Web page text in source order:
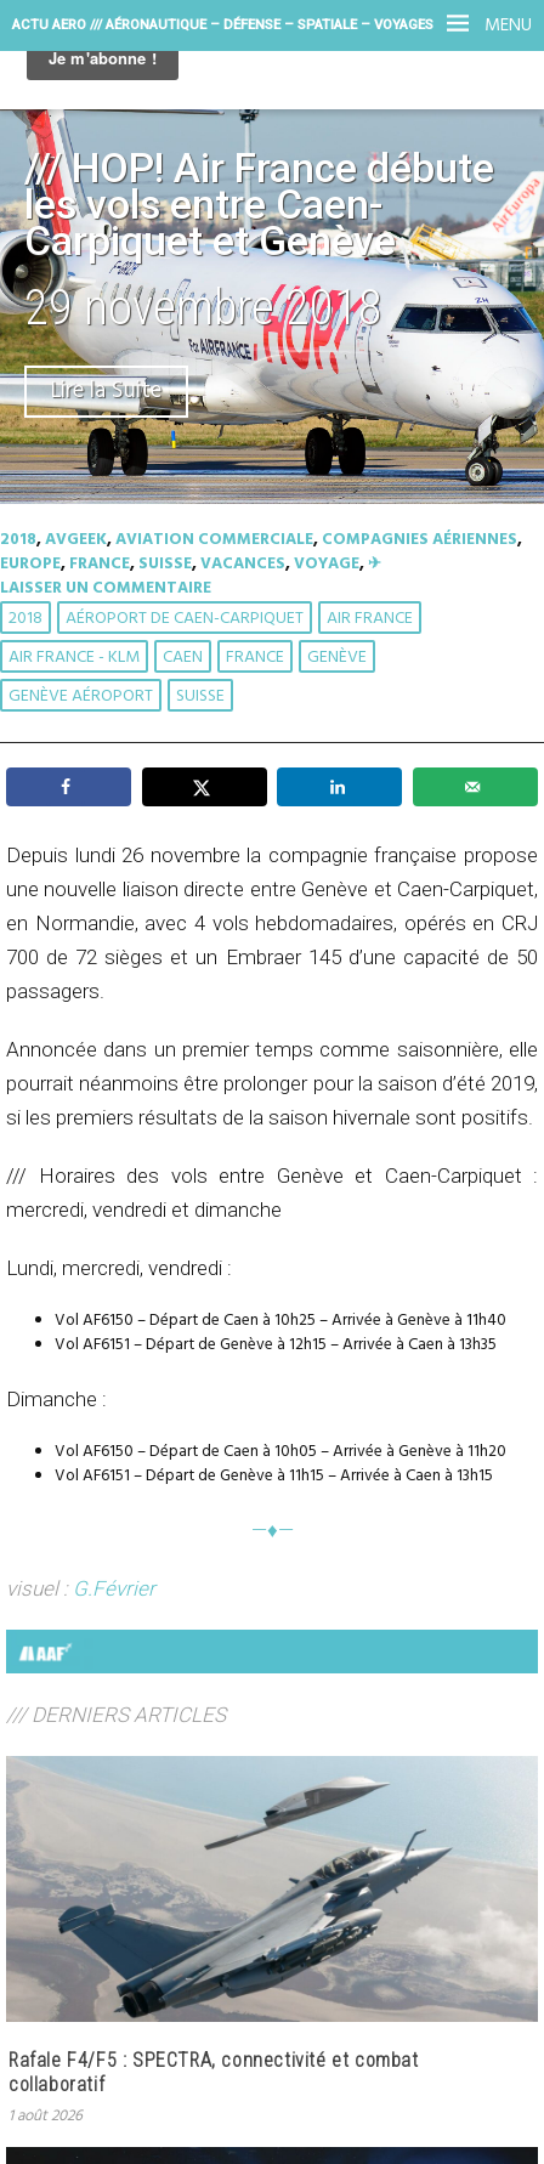
MENU
ACTU AERO /// AÉRONAUTIQUE – DÉFENSE – SPATIALE – VOYAGES
/// HOP! Air France débute
les vols entre Caen-
Carpiquet et Genève
29 novembre 2018
Lire la Suite
2018,AVGEEK,AVIATION COMMERCIALE,COMPAGNIES AÉRIENNES,
EUROPE,FRANCE,SUISSE,VACANCES,VOYAGE,✈︎
LAISSER UN COMMENTAIRE
2018 AÉROPORT DE CAEN-CARPIQUET
AIR FRANCE
AIR FRANCE - KLM
CAEN FRANCE
GENÈVE
GENÈVE AÉROPORT
SUISSE
Depuis lundi 26 novembre la compagnie française propose
une nouvelle liaison directe entre Genève et Caen-Carpiquet,
en Normandie, avec 4 vols hebdomadaires, opérés en CRJ
700 de 72 sièges et un Embraer 145 d’une capacité de 50
passagers.
Annoncée dans un premier temps comme saisonnière, elle
pourrait néanmoins être prolonger pour la saison d’été 2019,
si les premiers résultats de la saison hivernale sont positifs.
/// Horaires des vols entre Genève et Caen-Carpiquet :
mercredi, vendredi et dimanche
Lundi, mercredi, vendredi :
Vol AF6150 – Départ de Caen à 10h25 – Arrivée à Genève à 11h40
Vol AF6151 – Départ de Genève à 12h15 – Arrivée à Caen à 13h35
Dimanche :
Vol AF6150 – Départ de Caen à 10h05 – Arrivée à Genève à 11h20
Vol AF6151 – Départ de Genève à 11h15 – Arrivée à Caen à 13h15
—♦—
visuel : G.Février
/// DERNIERS ARTICLES
Rafale F4/F5 : SPECTRA, connectivité et combat
collaboratif
1 août 2026